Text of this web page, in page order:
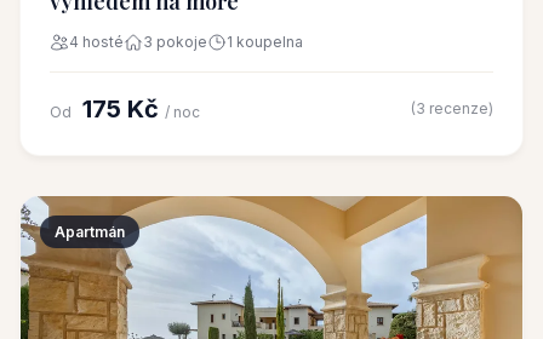
4 hosté 3 pokoje 1 koupelna
Od 175 Kč / noc (3 recenze)
Apartmán